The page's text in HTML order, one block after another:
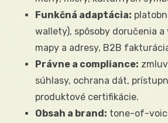
Funkčná adaptácia:
wallety), spôsoby doručenia
mapy a adresy, B2B
Právne a compliance:
súhlasy, ochrana dát,
produktové certifikácie.
Obsah a brand: tone-of-